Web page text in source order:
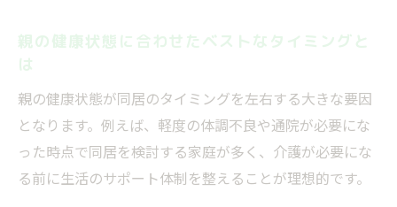
親と同居する際のルール作りの秘訣
ング
タイミングを意識した生活ルールの設定方
法
親の健康状態に合わせたベストなタイミングと
は
親の健康状態が同居のタイミングを左右する大きな要因
となります。例えば、軽度の体調不良や通院が必要にな
った時点で同居を検討する家庭が多く、介護が必要にな
る前に生活のサポート体制を整えることが理想的です。